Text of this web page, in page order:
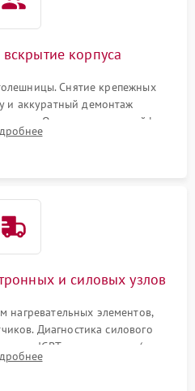
корпуса
Снятие крепежных
и аккуратный демонтаж
Отсоединение шлейфов
к силовым платам, катушкам
и силовых узлов
нагревательных элементов,
Диагностика силового
и IGBT-транзисторов (для
и газ-контроля (для газовых